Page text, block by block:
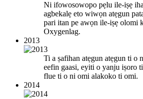
Ni ifowosowopo pẹlu ile-iṣẹ
agbekalẹ eto wiwọn atẹgun
pari itan pe awọn ile-iṣẹ olomi
Oxygenlag.
2013
Ti a ṣafihan atẹgun atẹgun ti o
eefin gaasi, eyiti o yanju iṣoro
flue ti o ni omi alakoko ti omi.
2014